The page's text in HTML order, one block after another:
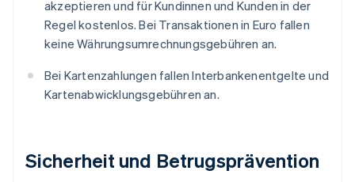
akzeptieren und für Kundinnen und Kunden in der
Regel kostenlos. Bei Transaktionen in Euro fallen
keine Währungsumrechnungsgebühren an.
Bei Kartenzahlungen fallen Interbankenentgelte und
Kartenabwicklungsgebühren an.
Sicherheit und Betrugsprävention